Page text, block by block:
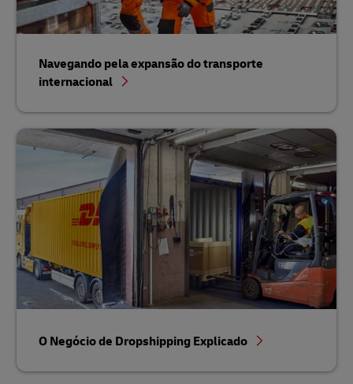
Navegando pela expansão do transporte
internacional
O Negócio de Dropshipping Explicado